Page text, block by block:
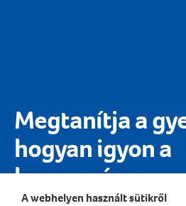
Megtanítja a
hogyan igyon a
hagyományos
A webhelyen használt sütikről